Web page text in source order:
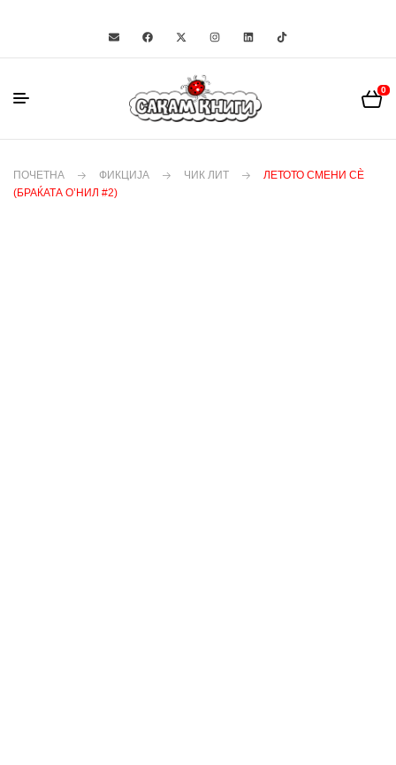
0
ПОЧЕТНА ФИКЦИЈА ЧИК ЛИТ
ЛЕТОТО СМЕНИ СЀ
(БРАЌАТА О’НИЛ #2)